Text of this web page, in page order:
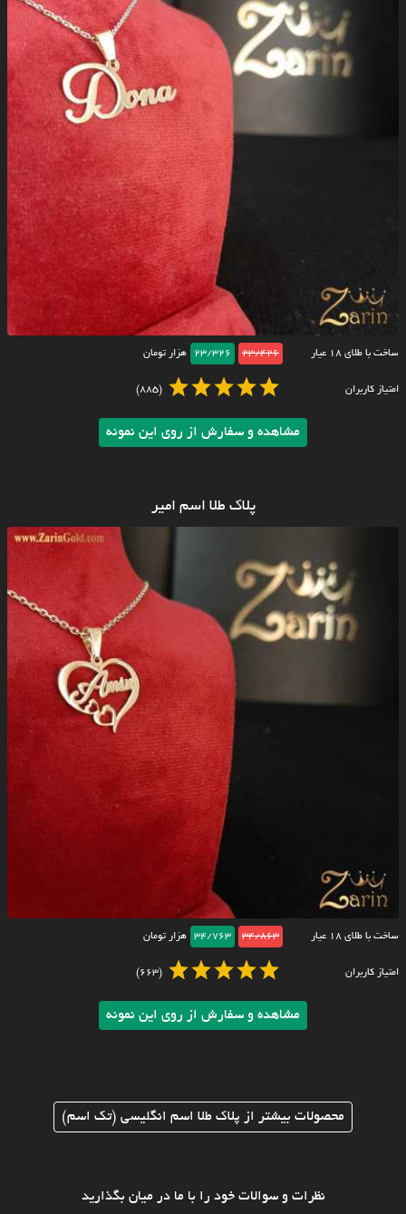
ساخت با طلای ۱۸ عیار 23/426
23/326 هزار تومان
امتیاز کاربران (885)
مشاهده و سفارش از روی این نمونه
پلاک طلا اسم امیر
ساخت با طلای ۱۸ عیار 34/863
34/763 هزار تومان
امتیاز کاربران (663)
مشاهده و سفارش از روی این نمونه
محصولات بیشتر از پلاک طلا اسم انگلیسی (تک اسم)
نظرات و سوالات خود را با ما در میان بگذارید